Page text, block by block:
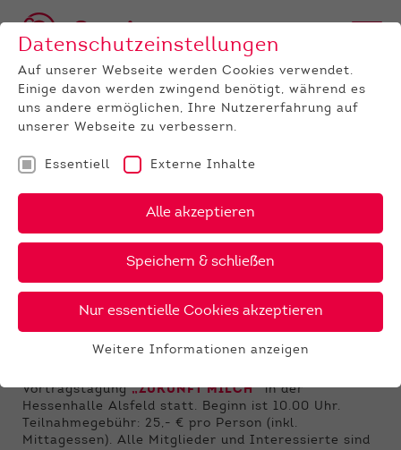
UNTERNEHMEN News
Zukunft Milch am 7. Dezember
in der Hessenhalle
Qnetics GmbH und vom Hessischen Verband für
Vortragstagung„ZUKUNFT MILCH“in der
Hessenhalle Alsfeld statt. Beginn ist 10.00 Uhr.
Teilnahmegebühr: 25,- € pro Person (inkl.
Mittagessen). Alle Mitglieder und Interessierte sind
Datenschutzeinstellungen
Auf unserer Webseite werden Cookies verwendet.
Einige davon werden zwingend benötigt, während es
uns andere ermöglichen, Ihre Nutzererfahrung auf
unserer Webseite zu verbessern.
Essentiell Externe Inhalte
Alle akzeptieren
Speichern & schließen
Nur essentielle Cookies akzeptieren
Funktionen der Webseite benötigt. Dadurch ist
gewährleistet, dass die Webseite einwandfrei
funktioniert.
Weitere Informationen anzeigen